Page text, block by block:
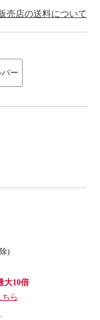
売店の送料について
ー
)
大10倍
ら